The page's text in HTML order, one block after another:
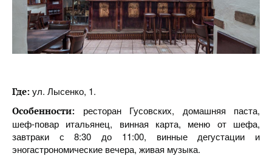
Где: ул. Лысенко, 1.
Особенности: ресторан Гусовских, домашняя паста,
шеф-повар итальянец, винная карта, меню от шефа,
завтраки с 8:30 до 11:00, винные дегустации и
эногастрономические вечера, живая музыка.